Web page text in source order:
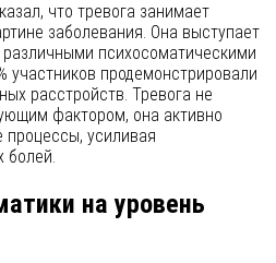
что тревога занимает
заболевания. Она выступает
психосоматическими
участников продемонстрировали
расстройств. Тревога не
фактором, она активно
процессы, усиливая
болей.
на уровень